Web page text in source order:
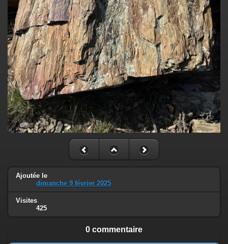
Ajoutée le
dimanche 9 février 2025
Visites
425
0 commentaire